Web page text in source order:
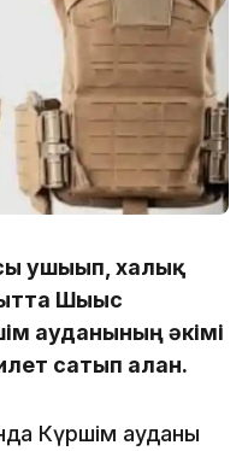
ушығып, халық
Шығыс
ауданының әкімі
сатып алған.
Күршім ауданы